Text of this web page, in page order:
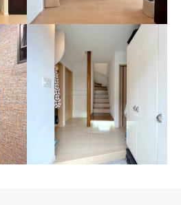
Y桃山台の家
可変性を持たせた和室リノベ
ーション